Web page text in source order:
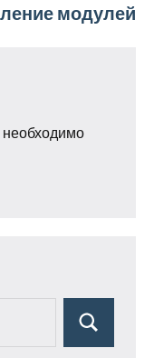
модулей
Поиск